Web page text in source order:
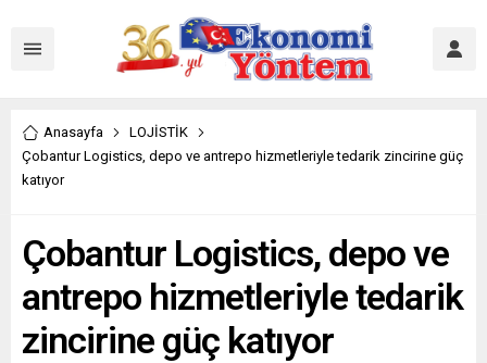
Anasayfa
LOJİSTİK
Çobantur Logistics, depo ve antrepo hizmetleriyle tedarik zincirine güç
katıyor
Çobantur Logistics, depo ve
antrepo hizmetleriyle tedarik
zincirine güç katıyor